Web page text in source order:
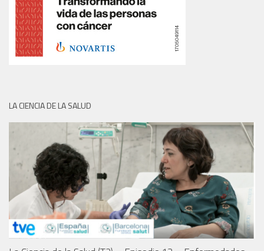
LA CIENCIA DE LA SALUD